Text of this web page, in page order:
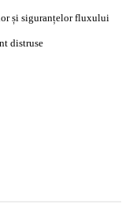
și siguranțelor fluxului
distruse